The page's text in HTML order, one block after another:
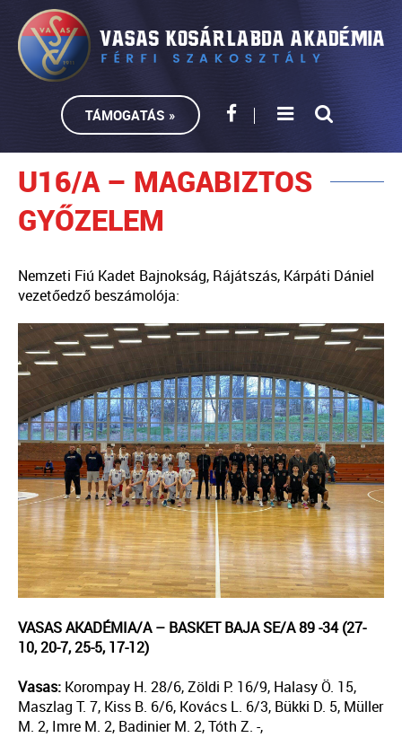
TÁMOGATÁS »
U16/A – MAGABIZTOS
GYŐZELEM
Nemzeti Fiú Kadet Bajnokság, Rájátszás, Kárpáti Dániel
vezetőedző beszámolója:
VASAS AKADÉMIA/A – BASKET BAJA SE/A 89 -34 (27-
10, 20-7, 25-5, 17-12)
Vasas: Korompay H. 28/6, Zöldi P. 16/9, Halasy Ö. 15,
Maszlag T. 7, Kiss B. 6/6, Kovács L. 6/3, Bükki D. 5, Müller
M. 2, Imre M. 2, Badinier M. 2, Tóth Z. -,